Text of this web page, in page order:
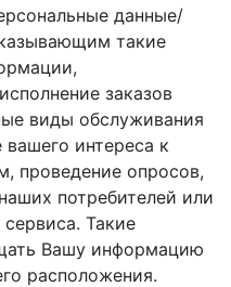
данные/
такие
заказов
виды обслуживания
вашего интереса к
проведение опросов,
потребителей или
Такие
Вашу информацию
расположения.